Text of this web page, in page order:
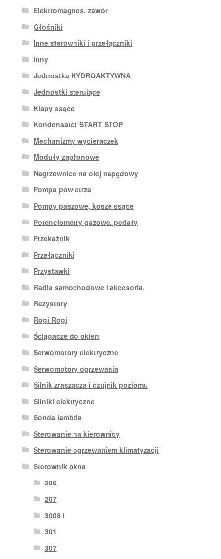
Elektromagnes. zawór
Głośniki
Inne sterowniki i przełączniki
inny
Jednostka HYDROAKTYWNA
Jednostki sterujące
Klapy ssące
Kondensator START STOP
Mechanizmy wycieraczek
Moduły zapłonowe
Nagrzewnice na olej napędowy
Pompa powietrza
Pompy paszowe, kosze ssące
Potencjometry gazowe. pedały
Przekaźnik
Przełączniki
Przystawki
Radia samochodowe i akcesoria.
Rezystory
Rogi Rogi
Ściągacze do okien
Serwomotory elektryczne
Serwomotory ogrzewania
Silnik zraszacza i czujnik poziomu
Silniki elektryczne
Sonda lambda
Sterowanie na kierownicy
Sterowanie ogrzewaniem klimatyzacji
Sterownik okna
206
207
3008 I
301
307